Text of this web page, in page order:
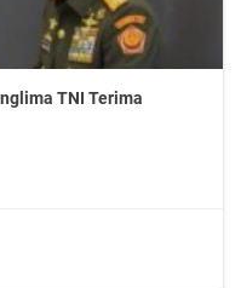
TNI Terima